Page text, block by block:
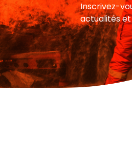
Inscrivez-
actualités et